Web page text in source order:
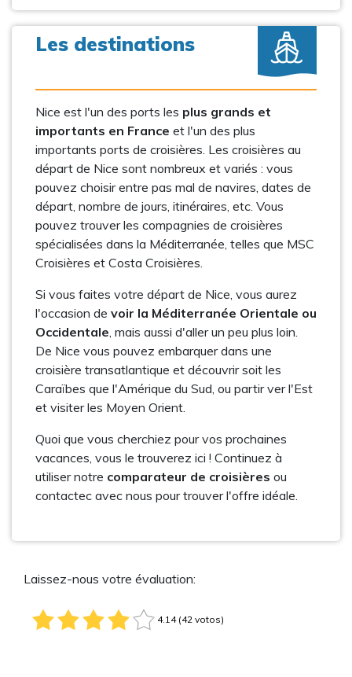
Les destinations
Nice est l'un des ports les plus grands et
importants en France et l'un des plus
importants ports de croisières. Les croisières au
départ de Nice sont nombreux et variés : vous
pouvez choisir entre pas mal de navires, dates de
départ, nombre de jours, itinéraires, etc. Vous
pouvez trouver les compagnies de croisières
spécialisées dans la Méditerranée, telles que MSC
Croisières et Costa Croisières.
Si vous faites votre départ de Nice, vous aurez
l'occasion de voir la Méditerranée Orientale ou
Occidentale, mais aussi d'aller un peu plus loin.
De Nice vous pouvez embarquer dans une
croisière transatlantique et découvrir soit les
Caraïbes que l'Amérique du Sud, ou partir ver l'Est
et visiter les Moyen Orient.
Quoi que vous cherchiez pour vos prochaines
vacances, vous le trouverez ici ! Continuez à
utiliser notre comparateur de croisières ou
contactec avec nous pour trouver l'offre idéale.
Laissez-nous votre évaluation:
4.14 (42 votos)